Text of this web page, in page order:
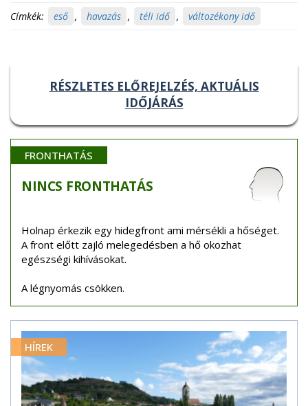
Címkék: eső , havazás , téli idő , változékony idő
RÉSZLETES ELŐREJELZÉS, AKTUÁLIS
IDŐJÁRÁS
FRONTHATÁS
NINCS FRONTHATÁS
Holnap érkezik egy hidegfront ami mérsékli a hőséget.
A front előtt zajló melegedésben a hő okozhat
egészségi kihívásokat.
A légnyomás csökken.
HÍREK